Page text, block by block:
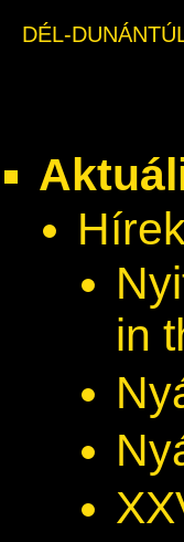
DÉL-
Hírek
in